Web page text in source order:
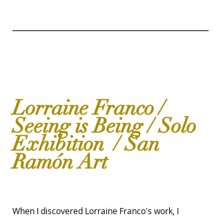
Lorraine Franco /
Seeing is Being / Solo
Exhibition  / San
Ramón Art
When I discovered Lorraine Franco's work, I